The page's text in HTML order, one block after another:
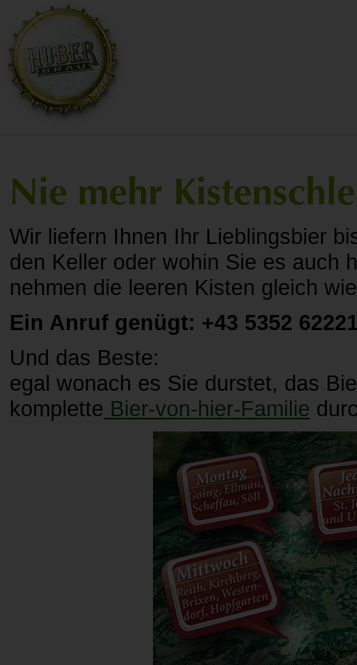
Wir liefern Ihnen Ihr Lieblingsbier
den Keller oder wohin Sie es auch
nehmen die leeren Kisten gleich
Ein Anruf genügt: +43 5352
Und das Beste:
egal wonach es Sie durstet, das
komplette Bier-von-hier-Familie